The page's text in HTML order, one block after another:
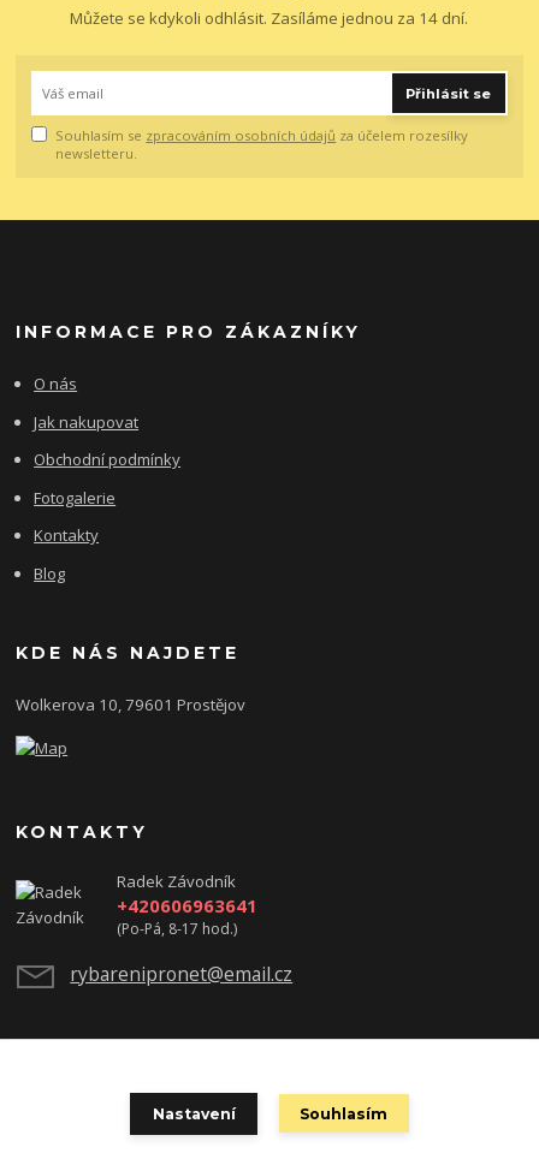
Můžete se kdykoli odhlásit. Zasíláme jednou za 14 dní.
Přihlásit se
Souhlasím se zpracováním osobních údajů za účelem rozesílky
newsletteru.
INFORMACE PRO ZÁKAZNÍKY
O nás
Jak nakupovat
Obchodní podmínky
Fotogalerie
Kontakty
Blog
KDE NÁS NAJDETE
Wolkerova 10, 79601 Prostějov
KONTAKTY
Radek Závodník
+420606963641
(Po-Pá, 8-17 hod.)
rybarenipronet@email.cz
Nastavení Souhlasím